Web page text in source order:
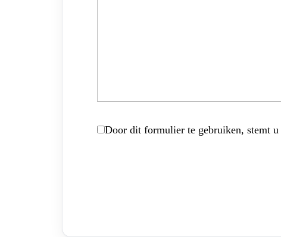
Door dit formulier te gebruiken, stemt u